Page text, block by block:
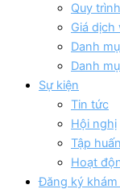
Quy
Giá dịch
Danh
Danh
Sự kiện
Tin tức
Hội nghị
Tập huấn
Hoạt
Đăng ký khám